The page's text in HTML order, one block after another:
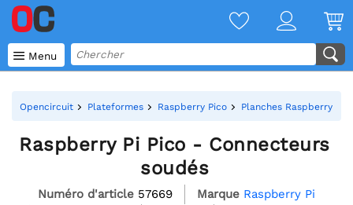
 Menu
Opencircuit Plateformes Raspberry Pico Planches Raspberry
Raspberry Pi Pico - Connecteurs
soudés
Numéro d'article 57669 Marque Raspberry Pi